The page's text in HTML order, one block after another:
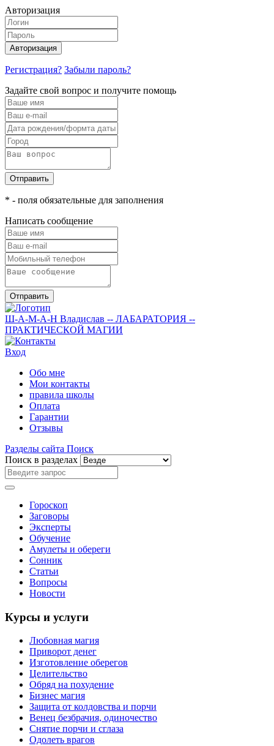
Авторизация
Авторизация
Регистрация? Забыли пароль?
Задайте свой вопрос и получите помощь
Отправить
* - поля обязательные для заполнения
Написать сообщение
Отправить
Ш-А-М-А-Н Владислав -- ЛАБАРАТОРИЯ --
ПРАКТИЧЕСКОЙ МАГИИ
Вход
Обо мне
Мои контакты
правила школы
Оплата
Гарантии
Отзывы
Разделы сайта Поиск
Поиск в разделах
Гороскоп
Заговоры
Эксперты
Обучение
Амулеты и обереги
Сонник
Статьи
Вопросы
Новости
Курсы и услуги
Любовная магия
Приворот денег
Изготовление оберегов
Целительство
Обряд на похудение
Бизнес магия
Защита от колдовства и порчи
Венец безбрачия, одиночество
Снятие порчи и сглаза
Одолеть врагов